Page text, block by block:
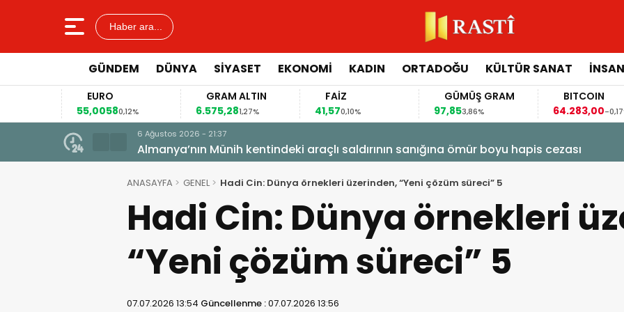
Haber ara...
GÜNDEM DÜNYA SİYASET EKONOMİ KADIN ORTADOĞU KÜLTÜR SANAT
EURO
55,00580,12%
GRAM ALTIN
6.575,281,27%
FAİZ
41,570,10%
GÜMÜŞ GRAM
97,853,86%
BITCOIN
64.283,00-0,17%
6 Ağustos 2026 - 21:37
Almanya’nın Münih kentindeki araçlı saldırının sanığına ömür boyu hapis cezası
ANASAYFA GENEL Hadi Cin: Dünya örnekleri üzerinden, “Yeni çözüm süreci” 5
Hadi Cin: Dünya örnekleri
“Yeni çözüm süreci” 5
07.07.2026 13:54 Güncellenme :07.07.2026 13:56